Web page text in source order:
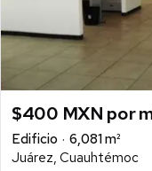
$400 MXN por
Edificio
6,081 m²
Juárez, Cuauhtémoc